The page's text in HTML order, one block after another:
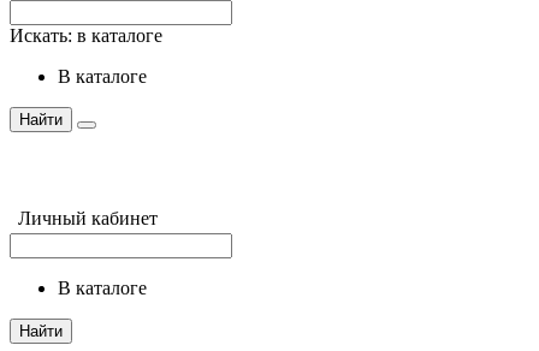
Искать: в каталоге
в каталоге
Найти
Личный кабинет
в каталоге
Найти